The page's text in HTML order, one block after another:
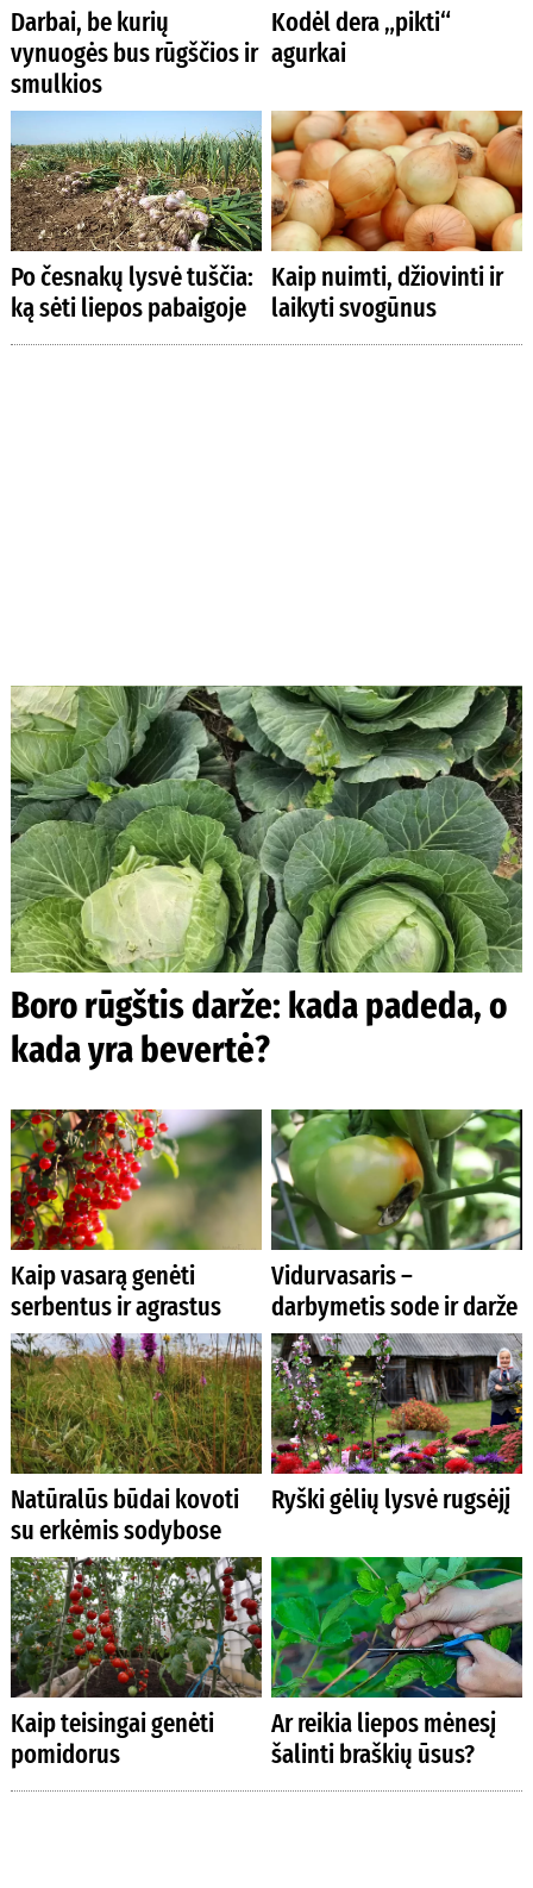
Darbai, be kurių
vynuogės bus rūgščios ir
smulkios
Kodėl dera „pikti“
agurkai
Po česnakų lysvė tuščia:
ką sėti liepos pabaigoje
Kaip nuimti, džiovinti ir
laikyti svogūnus
Boro rūgštis darže: kada padeda, o
kada yra bevertė?
Kaip vasarą genėti
serbentus ir agrastus
Vidurvasaris –
darbymetis sode ir darže
Natūralūs būdai kovoti
su erkėmis sodybose
Ryški gėlių lysvė rugsėjį
Kaip teisingai genėti
pomidorus
Ar reikia liepos mėnesį
šalinti braškių ūsus?